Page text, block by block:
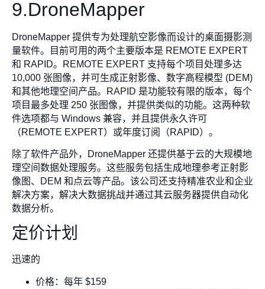
9.DroneMapper
DroneMapper 提供专为处理航空影像而设计的桌面摄影测
量软件。目前可用的两个主要版本是 REMOTE EXPERT
和 RAPID。REMOTE EXPERT 支持每个项目处理多达
10,000 张图像，并可生成正射影像、数字高程模型 (DEM)
和其他地理空间产品。RAPID 是功能较有限的版本，每个
项目最多处理 250 张图像，并提供类似的功能。这两种软
件选项都与 Windows 兼容，并且提供永久许可
（REMOTE EXPERT）或年度订阅（RAPID）。
除了软件产品外，DroneMapper 还提供基于云的大规模地
理空间数据处理服务。这些服务包括生成地理参考正射影
像图、DEM 和点云等产品。该公司还支持精准农业和企业
解决方案，解决大数据挑战并通过其云服务器提供自动化
数据分析。
定价计划
迅速的
价格：每年 $159